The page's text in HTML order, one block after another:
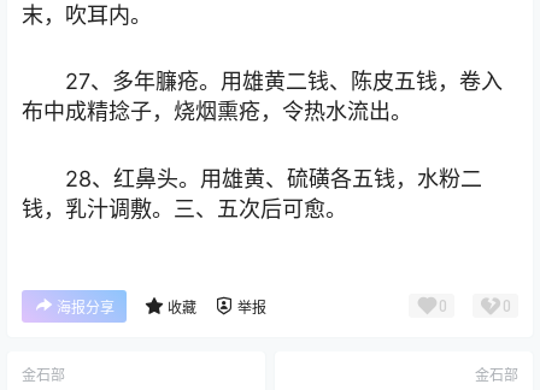
末，吹耳内。
27、多年臁疮。用雄黄二钱、陈皮五钱，卷入
布中成精捻子，烧烟熏疮，令热水流出。
28、红鼻头。用雄黄、硫磺各五钱，水粉二
钱，乳汁调敷。三、五次后可愈。
海报分享 收藏 举报 0 0
金石部 金石部